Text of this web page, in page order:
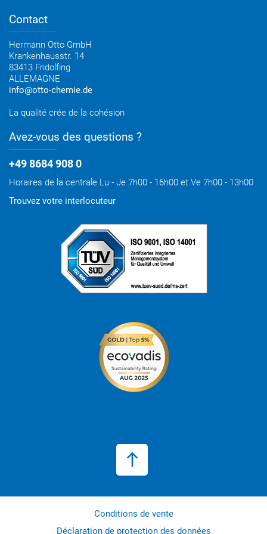
Newsletter industrie OTTO
Contact
Hermann Otto GmbH
Krankenhausstr. 14
83413 Fridolfing
ALLEMAGNE
info@otto-chemie.de
La qualité crée de la cohésion
Avez-vous des questions ?
+49 8684 908 0
Horaires de la centrale Lu - Je 7h00 - 16h00 et Ve 7h00 - 13h00
Trouvez votre interlocuteur
Conditions de vente
Déclaration de protection des données